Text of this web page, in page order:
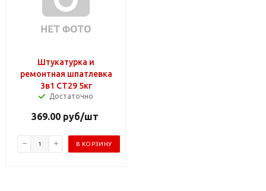
Штукатурка и
ремонтная шпатлевка
3в1 CT29 5кг
Достаточно
369.00руб/шт
В КОРЗИНУ